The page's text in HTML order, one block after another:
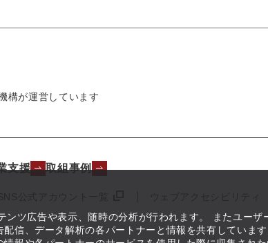
ツ広告や表示、随時の分析が行われます。 またユーザ
信、データ解析の各パートナーと情報を共有していま
構が運営しています
支援 取組事例